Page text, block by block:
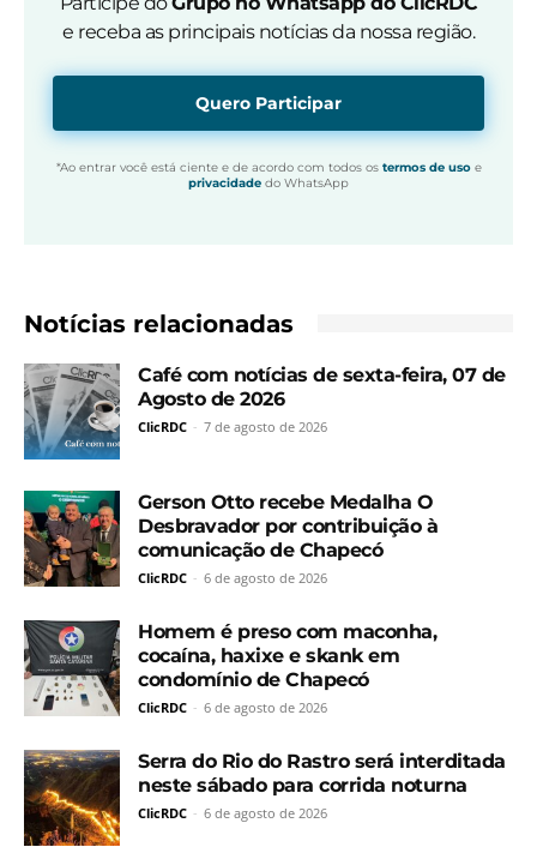
e receba as principais notícias da nossa região.
Quero Participar
*Ao entrar você está ciente e de acordo com todos os termos de usoe
privacidade do WhatsApp
Notícias relacionadas
Café com notícias de sexta-feira, 07 de
Agosto de 2026
ClicRDC - 7 de agosto de 2026
Gerson Otto recebe Medalha O
Desbravador por contribuição à
comunicação de Chapecó
ClicRDC - 6 de agosto de 2026
Homem é preso com maconha,
cocaína, haxixe e skank em
condomínio de Chapecó
ClicRDC - 6 de agosto de 2026
Serra do Rio do Rastro será interditada
neste sábado para corrida noturna
ClicRDC - 6 de agosto de 2026